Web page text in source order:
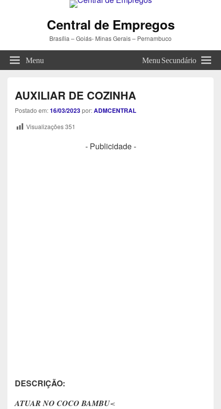
Central de Empregos
Brasília – Goiás- Minas Gerais – Pernambuco
Menu Menu Secundário
AUXILIAR DE COZINHA
Postado em:16/03/2023por:ADMCENTRAL
Visualizações351
- Publicidade -
DESCRIÇÃO:
ATUAR NO COCO BAMBU<